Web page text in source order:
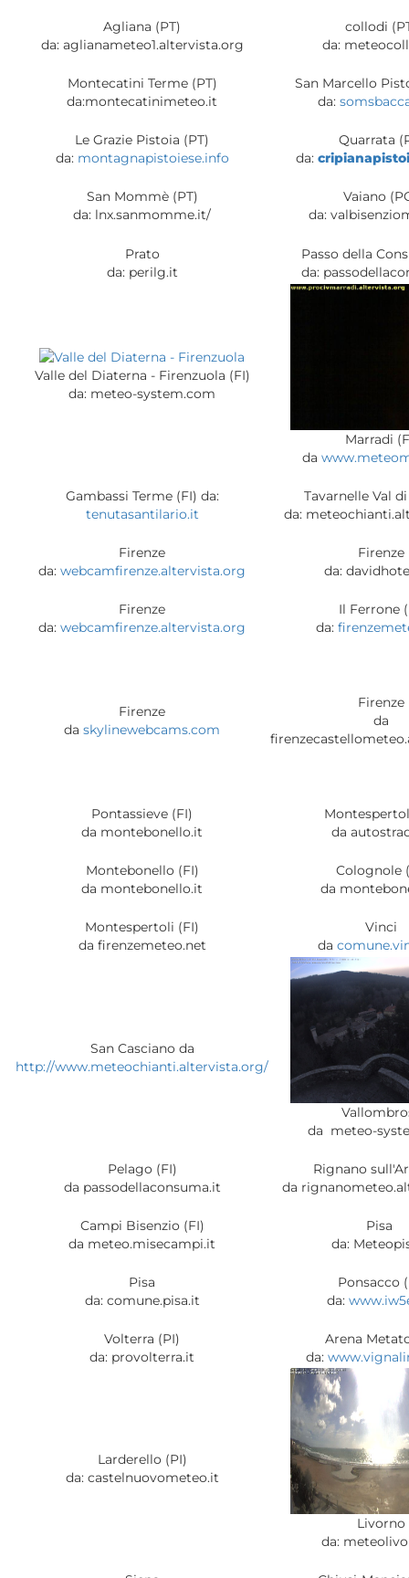
Agliana (PT)
da: aglianameteo1.altervista.org
collodi
da:
Montecatini Terme (PT)
da:montecatinimeteo.it
San Marcello
da:
Le Grazie Pistoia (PT)
da: montagnapistoiese.info
Quarrata
da:
San Mommè (PT)
da: lnx.sanmomme.it/
Vaiano
da:
Prato
da: perilg.it
Passo della
da:
Valle del Diaterna - Firenzuola (FI)
da: meteo-system.com
Marradi
da
Gambassi Terme (FI) da:
tenutasantilario.it
Tavarnelle Val
da:
Firenze
da: webcamfirenze.altervista.org
Firenze
da:
Firenze
da: webcamfirenze.altervista.org
Il Ferrone
da:
Firenze
da skylinewebcams.com
Firenze
da
Pontassieve (FI)
da montebonello.it
da
Montebonello (FI)
da montebonello.it
Colognole
da
Montespertoli (FI)
da firenzemeteo.net
Vinci
da
San Casciano da
http://www.meteochianti.altervista.org/
da meteo-
Pelago (FI)
da passodellaconsuma.it
Rignano
da
Campi Bisenzio (FI)
da meteo.misecampi.it
Pisa
da:
Pisa
da: comune.pisa.it
Ponsacco
da:
Volterra (PI)
da: provolterra.it
Arena
da:
Larderello (PI)
da: castelnuovometeo.it
Livorno
da: